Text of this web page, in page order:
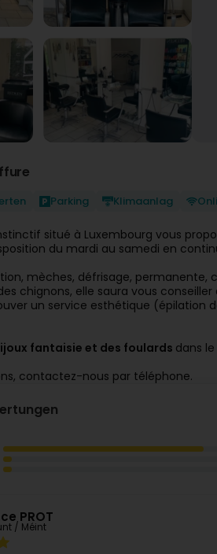
Parking Klimaanlag
situé à Luxembourg vous
du mardi au samedi en
mèches, défrisage,
chignons, elle saura vous conseiller
un service esthétique (épilation
fantaisie et des foulards dans
contactez-nous par téléphone.
PROT
/ Méint